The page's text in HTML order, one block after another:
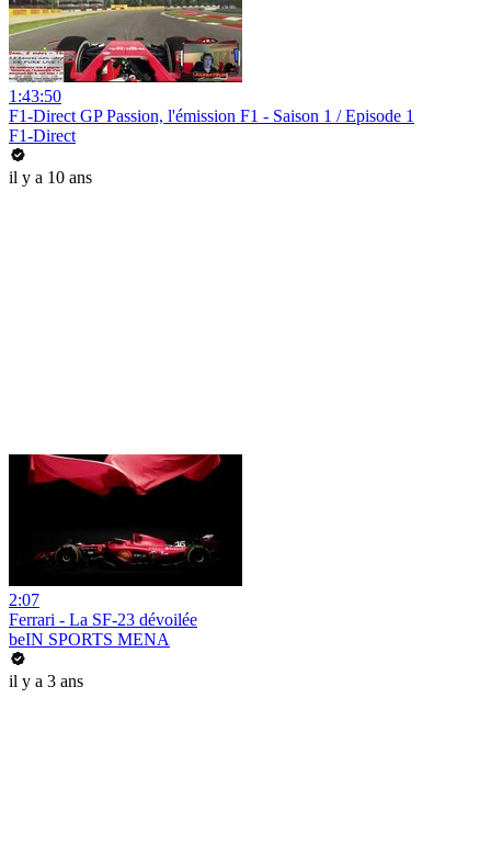
1:43:50
F1-Direct GP Passion, l'émission F1 - Saison 1 / Episode 1
F1-Direct
il y a 10 ans
2:07
Ferrari - La SF-23 dévoilée
beIN SPORTS MENA
il y a 3 ans